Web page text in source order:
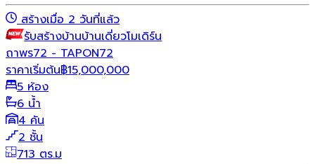
สร้างเมื่อ 2 วันที่แล้ว
รับสร้างบ้านบ้านเดี่ยวโมเดิร์น
ถาพร72 - TAPON72
ราคาเริ่มต้น฿15,000,000
5 ห้อง
6 น้ำ
4 คัน
2 ชั้น
713 ตร.ม